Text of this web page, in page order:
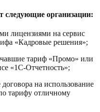
следующие организации:
лицензиями на сервис
«Кадровые решения»;
тариф «Промо» или
«1С-Отчетность»;
на использование
тарифу отличному